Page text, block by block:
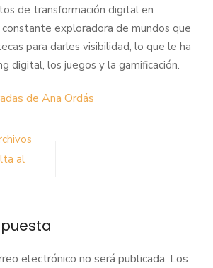
de transformación digital en
exploradora de mundos que
para darles visibilidad, lo que le ha
digital, los juegos y la gamificación.
de Ana Ordás
al
electrónico no será publicada. Los